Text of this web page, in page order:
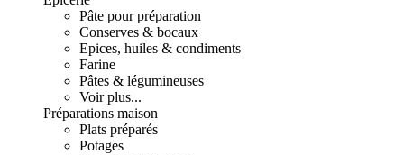
Pâte pour préparation
Conserves & bocaux
Epices, huiles & condiments
Farine
Pâtes & légumineuses
Voir plus...
Préparations maison
Plats préparés
Potages